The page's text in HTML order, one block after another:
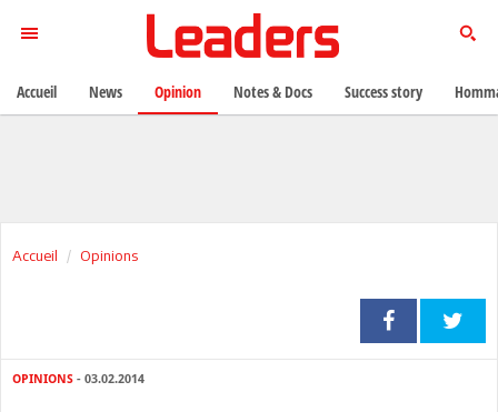
Accueil Opinions
OPINIONS - 03.02.2014
Accueil News Opinion Notes & Docs Success story